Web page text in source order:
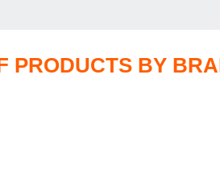
PRODUCTS BY